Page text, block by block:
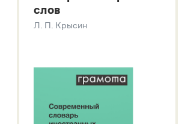
Звук – технология синтеза платформы
слов
Л. П. Крысин